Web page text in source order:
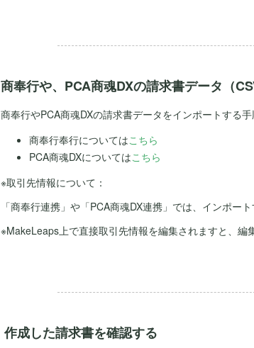
商奉行や、PCA商魂DXの請求書データ（
商奉行やPCA商魂DXの請求書データをインポートする
商奉行奉行についてはこちら
PCA商魂DXについてはこちら
※取引先情報について：
「商奉行連携」や「PCA商魂DX連携」では、インポー
※MakeLeaps上で直接取引先情報を編集されますと、編
作成した請求書を確認する